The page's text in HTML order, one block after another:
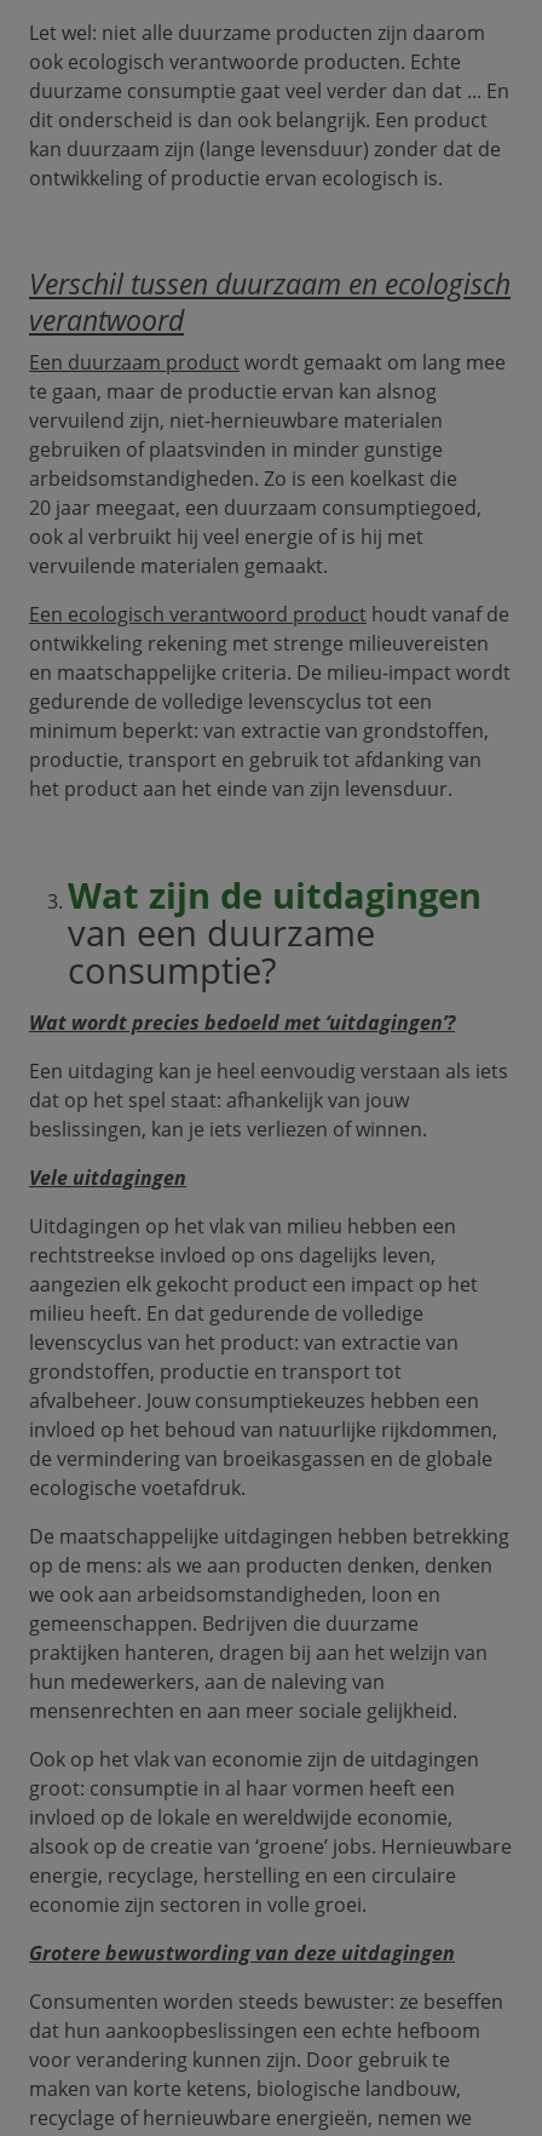
Let wel: niet alle duurzame producten zijn daarom
ook ecologisch verantwoorde producten. Echte
duurzame consumptie gaat veel verder dan dat ... En
dit onderscheid is dan ook belangrijk. Een product
kan duurzaam zijn (lange levensduur) zonder dat de
ontwikkeling of productie ervan ecologisch is.
Verschil tussen duurzaam en ecologisch
verantwoord
Een duurzaam product wordt gemaakt om lang mee
te gaan, maar de productie ervan kan alsnog
vervuilend zijn, niet-hernieuwbare materialen
gebruiken of plaatsvinden in minder gunstige
arbeidsomstandigheden. Zo is een koelkast die
20 jaar meegaat, een duurzaam consumptiegoed,
ook al verbruikt hij veel energie of is hij met
vervuilende materialen gemaakt.
Een ecologisch verantwoord product houdt vanaf de
ontwikkeling rekening met strenge milieuvereisten
en maatschappelijke criteria. De milieu-impact wordt
gedurende de volledige levenscyclus tot een
minimum beperkt: van extractie van grondstoffen,
productie, transport en gebruik tot afdanking van
het product aan het einde van zijn levensduur.
Wat zijn de uitdagingen
van een duurzame
consumptie?
Wat wordt precies bedoeld met ‘uitdagingen’?
Een uitdaging kan je heel eenvoudig verstaan als iets
dat op het spel staat: afhankelijk van jouw
beslissingen, kan je iets verliezen of winnen.
Vele uitdagingen
Uitdagingen op het vlak van milieu hebben een
rechtstreekse invloed op ons dagelijks leven,
aangezien elk gekocht product een impact op het
milieu heeft. En dat gedurende de volledige
levenscyclus van het product: van extractie van
grondstoffen, productie en transport tot
afvalbeheer. Jouw consumptiekeuzes hebben een
invloed op het behoud van natuurlijke rijkdommen,
de vermindering van broeikasgassen en de globale
ecologische voetafdruk.
De maatschappelijke uitdagingen hebben betrekking
op de mens: als we aan producten denken, denken
we ook aan arbeidsomstandigheden, loon en
gemeenschappen. Bedrijven die duurzame
praktijken hanteren, dragen bij aan het welzijn van
hun medewerkers, aan de naleving van
mensenrechten en aan meer sociale gelijkheid.
Ook op het vlak van economie zijn de uitdagingen
groot: consumptie in al haar vormen heeft een
invloed op de lokale en wereldwijde economie,
alsook op de creatie van ‘groene’ jobs. Hernieuwbare
energie, recyclage, herstelling en een circulaire
economie zijn sectoren in volle groei.
Grotere bewustwording van deze uitdagingen
Consumenten worden steeds bewuster: ze beseffen
dat hun aankoopbeslissingen een echte hefboom
voor verandering kunnen zijn. Door gebruik te
maken van korte ketens, biologische landbouw,
recyclage of hernieuwbare energieën, nemen we